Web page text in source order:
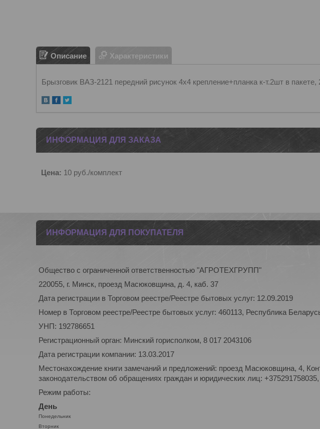
Описание Характеристики
Брызговик ВАЗ-2121 передний рисунок 4х4 крепление+планка к-т.2шт в пакете,
ИНФОРМАЦИЯ ДЛЯ ЗАКАЗА
Цена: 10 руб./комплект
ИНФОРМАЦИЯ ДЛЯ ПОКУПАТЕЛЯ
Общество с ограниченной ответственностью "АГРОТЕХГРУПП"
220055, г. Минск, проезд Масюковщина, д. 4, каб. 37
Дата регистрации в Торговом реестре/Реестре бытовых услуг: 12.09.2019
Номер в Торговом реестре/Реестре бытовых услуг: 460113, Республика
УНП: 192786651
Регистрационный орган: Минский горисполком, 8 017 2043106
Дата регистрации компании: 13.03.2017
Местонахождение книги замечаний и предложений: проезд Масюковщина, 4,
законодательством об обращениях граждан и юридических лиц:
Режим работы:
День
Понедельник
Вторник